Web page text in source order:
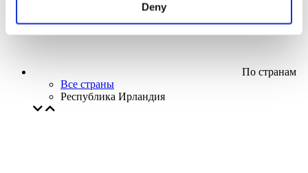
Deny
По странам
Все страны
Республика Ирландия